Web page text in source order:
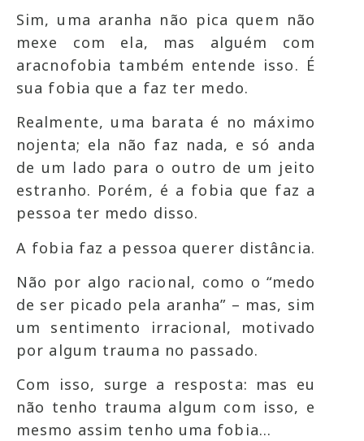
Sim, uma aranha não pica quem não
mexe com ela, mas alguém com
aracnofobia também entende isso. É
sua fobia que a faz ter medo.
Realmente, uma barata é no máximo
nojenta; ela não faz nada, e só anda
de um lado para o outro de um jeito
estranho. Porém, é a fobia que faz a
pessoa ter medo disso.
A fobia faz a pessoa querer distância.
Não por algo racional, como o “medo
de ser picado pela aranha” – mas, sim
um sentimento irracional, motivado
por algum trauma no passado.
Com isso, surge a resposta: mas eu
não tenho trauma algum com isso, e
mesmo assim tenho uma fobia…